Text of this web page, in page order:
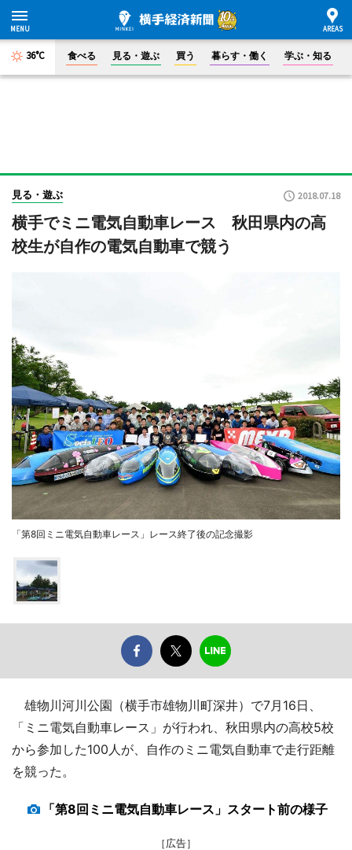
36°C 食べる 見る・遊ぶ 買う 暮らす・働く 学ぶ・知る
見る・遊ぶ 2018.07.18
横手でミニ電気自動車レース 秋田県内の高
校生が自作の電気自動車で競う
「第8回ミニ電気自動車レース」レース終了後の記念撮影
雄物川河川公園（横手市雄物川町深井）で7月16日、
「ミニ電気自動車レース」が行われ、秋田県内の高校5校
から参加した100人が、自作のミニ電気自動車で走行距離
を競った。
「第8回ミニ電気自動車レース」スタート前の様子
［広告］